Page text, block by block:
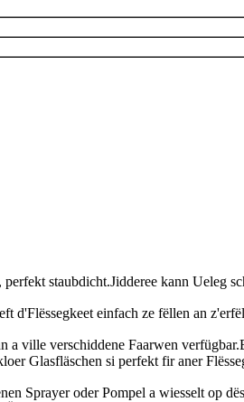
staubdicht.Jidderee kann Ueleg
einfach ze fëllen an
ville verschiddene Faarwen
Glasfläschen si perfekt fir aner
Sprayer oder Pompel a wiesselt op